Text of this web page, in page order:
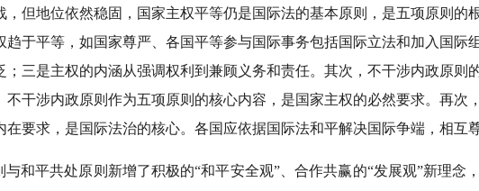
，但地位依然稳固，国家主权平等仍是国际法的基本原则，是五项原则的
趋于平等，如国家尊严、各国平等参与国际事务包括国际立法和加入国际
；三是主权的内涵从强调权利到兼顾义务和责任。其次，不干涉内政原则
不干涉内政原则作为五项原则的核心内容，是国家主权的必然要求。再次
要求，是国际法治的核心。各国应依据国际法和平解决国际争端，相互
和平共处原则新增了积极的“和平安全观”、合作共赢的“发展观”新理念